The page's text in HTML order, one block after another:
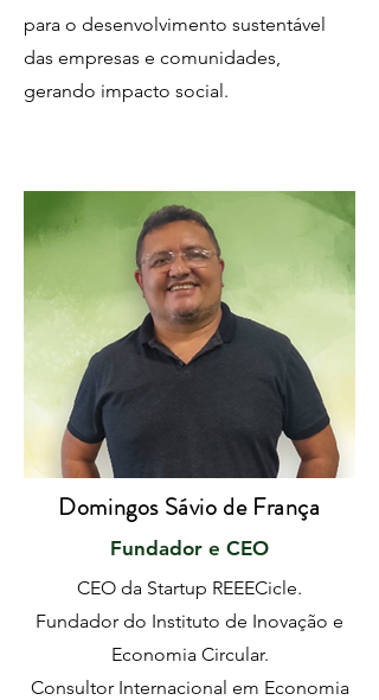
para o desenvolvimento sustentável
das empresas e comunidades,
gerando impacto social.
Domingos Sávio de França
Fundador e CEO
CEO da Startup REEECicle.
Fundador do Instituto de Inovação e
Economia Circular.
Consultor Internacional em Economia